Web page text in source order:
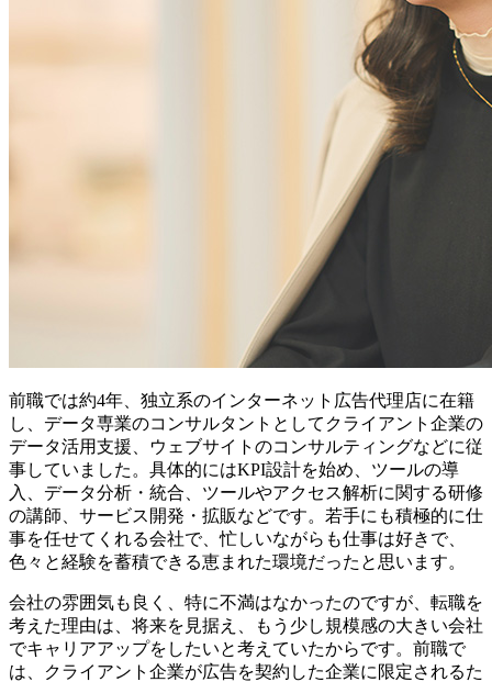
前職では約4年、独立系のインターネット広告代理店に在籍
し、データ専業のコンサルタントとしてクライアント企業の
データ活用支援、ウェブサイトのコンサルティングなどに従
事していました。具体的にはKPI設計を始め、ツールの導
入、データ分析・統合、ツールやアクセス解析に関する研修
の講師、サービス開発・拡販などです。若手にも積極的に仕
事を任せてくれる会社で、忙しいながらも仕事は好きで、
色々と経験を蓄積できる恵まれた環境だったと思います。
会社の雰囲気も良く、特に不満はなかったのですが、転職を
考えた理由は、将来を見据え、もう少し規模感の大きい会社
でキャリアアップをしたいと考えていたからです。前職で
は、クライアント企業が広告を契約した企業に限定されるた